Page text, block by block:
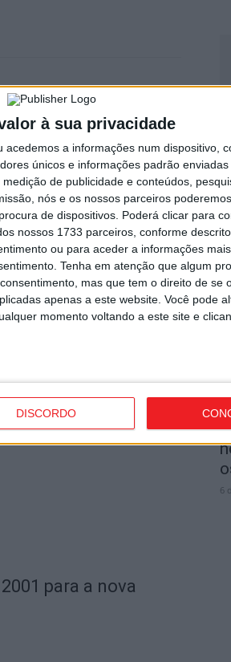
à sua privacidade
acedemos a informações num dispositivo,
únicos e informações padrão
de publicidade e conteúdos,
nós e os nossos parceiros
de dispositivos. Poderá clicar para
nossos 1733 parceiros, conforme
ou para aceder a informações
Tenha em atenção que algum
mas que tem o direito de se
apenas a este website. Você pode
momento voltando a este site e
DISCORDO
Beira: Mau tempo leva autarquia a
ano
jogadores
para a nova
7
6